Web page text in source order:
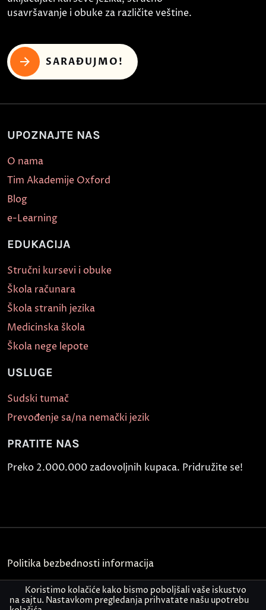
usavršavanje i obuke za različite veštine.
SARAĐUJMO!
UPOZNAJTE NAS
O nama
Tim Akademije Oxford
Blog
e-Learning
EDUKACIJA
Stručni kursevi i obuke
Škola računara
Škola stranih jezika
Medicinska škola
Škola nege lepote
USLUGE
Sudski tumač
Prevođenje sa/na nemački jezik
PRATITE NAS
Preko 2.000.000 zadovoljnih kupaca. Pridružite se!
Politika bezbednosti informacija
Kontakt
Koristimo kolačiće kako bismo poboljšali vaše iskustvo
na sajtu. Nastavkom pregledanja prihvatate našu upotrebu